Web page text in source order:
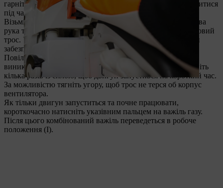
гарнітура не має торкатися землі, бо так вона може затупитися
під час запуску й створювати небезпеку для вас.
Візьміть мотопилу, що лежить на землі, обома руками. Ліва
рука тримає пилу за дугоподібну рукоятку, права за пусковий
трос. Уставте носок правої ноги в задню рукоятку. Так ви
забезпечите стійкість мотопили.
Повільно потягніть правою рукою за пусковий трос до
виникнення відчутного опору. Тільки після цього потягніть
кілька разів із силою, щоб двигун запустився на короткий час.
За можливістю тягніть угору, щоб трос не терся об корпус
вентилятора.
Як тільки двигун запуститься та почне працювати,
короткочасно натисніть указівним пальцем на важіль газу.
Після цього комбінований важіль переведеться в робоче
положення (I).